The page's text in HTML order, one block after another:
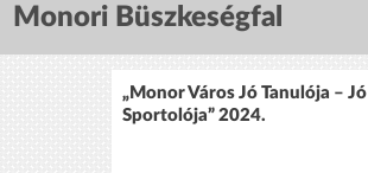
Monori Büszkeségfal
„Monor Város Jó Tanulója – Jó
Sportolója” 2024.